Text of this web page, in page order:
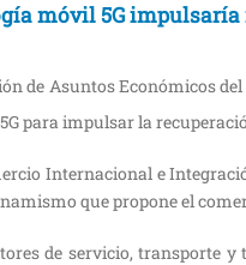
móvil 5G
de Asuntos Económicos
para impulsar la
Internacional e
que propone el
de servicio, transporte